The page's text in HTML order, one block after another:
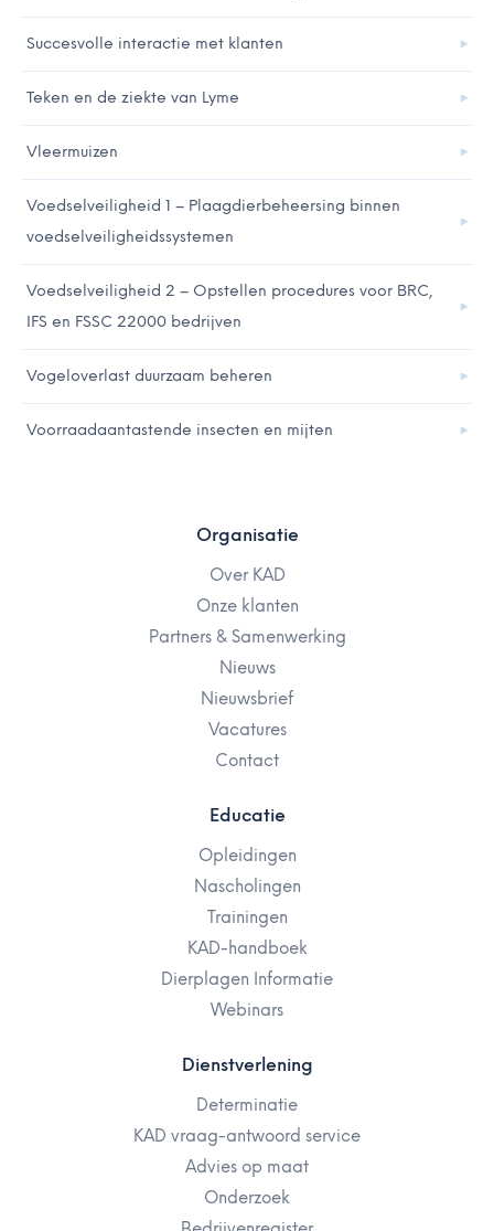
Succesvolle interactie met klanten
Teken en de ziekte van Lyme
Vleermuizen
Voedselveiligheid 1 – Plaagdierbeheersing binnen
voedselveiligheidssystemen
Voedselveiligheid 2 – Opstellen procedures voor BRC,
IFS en FSSC 22000 bedrijven
Vogeloverlast duurzaam beheren
Voorraadaantastende insecten en mijten
Organisatie
Over KAD
Onze klanten
Partners & Samenwerking
Nieuws
Nieuwsbrief
Vacatures
Contact
Educatie
Opleidingen
Nascholingen
Trainingen
KAD-handboek
Dierplagen Informatie
Webinars
Dienstverlening
Determinatie
KAD vraag-antwoord service
Advies op maat
Onderzoek